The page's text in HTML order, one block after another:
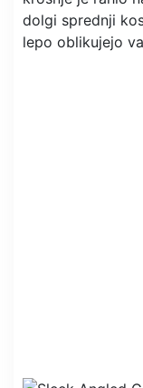
dolgi sprednji
lepo oblikujejo